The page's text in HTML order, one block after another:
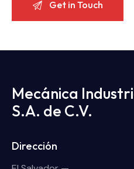
Mecánica
S.A. de C.V.
Dirección